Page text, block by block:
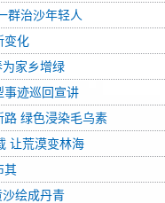
群治沙年轻人
变化
为家乡增绿
事迹巡回宣讲
路 绿色浸染毛乌素
让荒漠变林海
其
绘成丹青